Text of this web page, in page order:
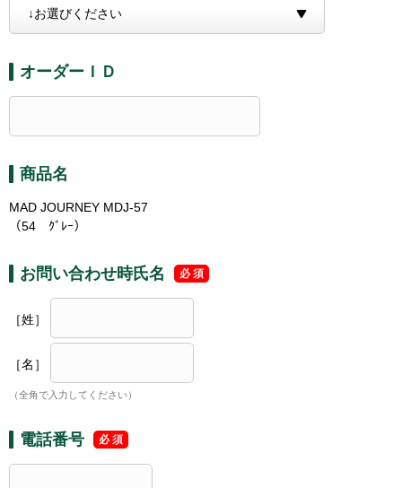
オーダーＩＤ
商品名
MAD JOURNEY MDJ-57
（54 ｸﾞﾚｰ）
お問い合わせ時氏名
［姓］
［名］
（全角で入力してください）
電話番号